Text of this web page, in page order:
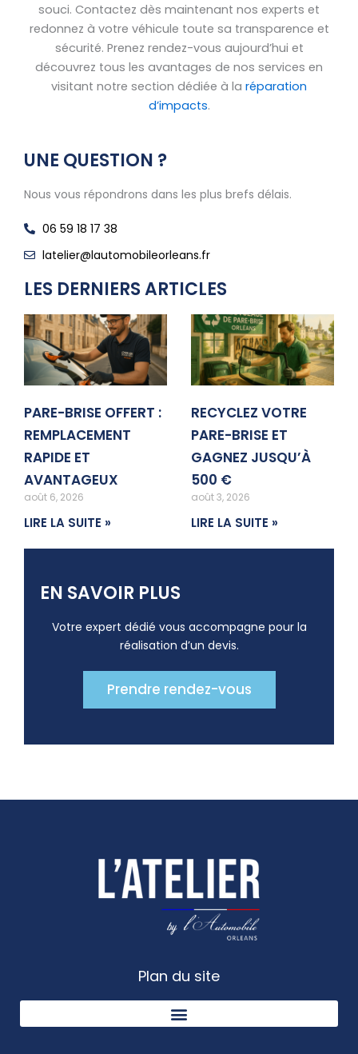
souci. Contactez dès maintenant nos experts et
redonnez à votre véhicule toute sa transparence et
sécurité. Prenez rendez-vous aujourd’hui et
découvrez tous les avantages de nos services en
visitant notre section dédiée à la réparation
d’impacts.
UNE QUESTION ?
Nous vous répondrons dans les plus brefs délais.
06 59 18 17 38
latelier@lautomobileorleans.fr
LES DERNIERS ARTICLES
PARE-BRISE OFFERT :
REMPLACEMENT
RAPIDE ET
AVANTAGEUX
août 6, 2026
LIRE LA SUITE »
RECYCLEZ VOTRE
PARE-BRISE ET
GAGNEZ JUSQU’À
500 €
août 3, 2026
LIRE LA SUITE »
EN SAVOIR PLUS
Votre expert dédié vous accompagne pour la
réalisation d’un devis.
Prendre rendez-vous
Plan du site